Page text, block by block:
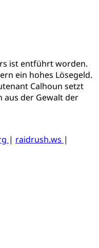
ist entführt worden.
ein hohes Lösegeld.
Calhoun setzt
aus der Gewalt der
| raidrush.ws |